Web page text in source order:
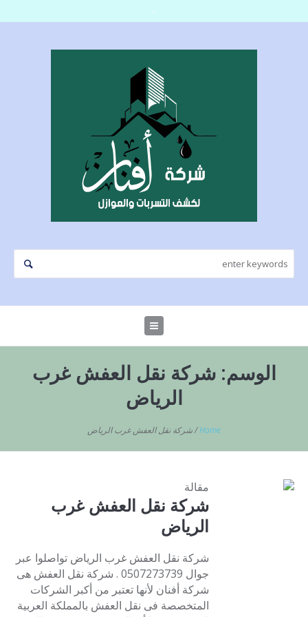
الوسم:شركة نقل العفش غرب
الرياض
Home
/شركة نقل العفش غرب الرياض
مقالة
شركة نقل العفش غرب
الرياض
شركة نقل العفش غرب الرياض تواصلوا عبر
جوال 0507273739 . شركة نقل العفش هى
شركة أفنان لأنها تعتبر من أكبر الشركات
المتخصصة فى نقل العفش بالمملكة العربية